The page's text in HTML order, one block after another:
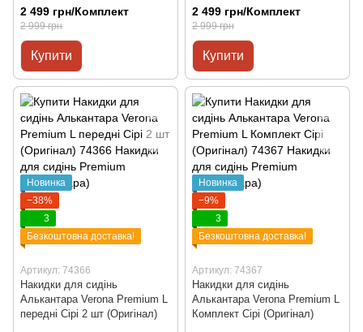
2 499 грн/Комплект
2 999 грн
Купити
2 499 грн/Комплект
2 999 грн
Купити
Новинка
−38%
3
Безкоштовна доставка!
Артикул: 74366
Накидки для сидінь
Алькантара Verona Premium L
передні Сірі 2 шт (Оригінал)
Новинка
−9%
3
Безкоштовна доставка!
Артикул: 74367
Накидки для сидінь
Алькантара Verona Premium L
Комплект Сірі (Оригінал)